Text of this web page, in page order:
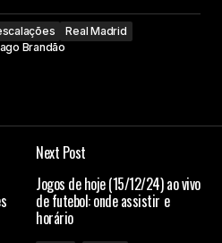
Real Madrid
Brandão
Next Post
Jogos de hoje (15/12/24) ao vivo
de futebol: onde assistir e
horário